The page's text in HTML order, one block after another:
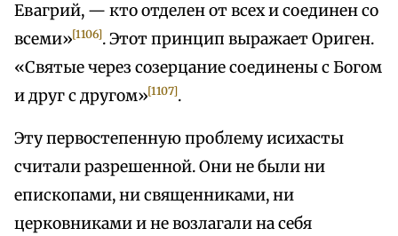
Евагрий, — кто отделен от всех и соединен со
всеми»[1106]. Этот принцип выражает Ориген.
«Святые через созерцание соединены с Богом
и друг с другом»[1107].
Эту первостепенную проблему исихасты
считали разрешенной. Они не были ни
епископами, ни священниками, ни
церковниками и не возлагали на себя